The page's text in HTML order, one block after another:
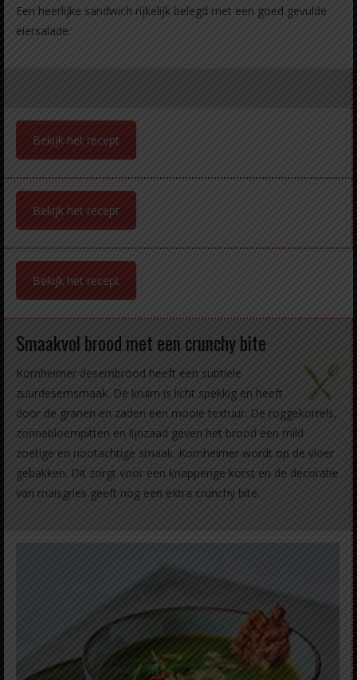
Een heerlijke sandwich rijkelijk belegd met een goed gevulde
eiersalade.
Bekijk het recept
Bekijk het recept
Bekijk het recept
Smaakvol brood met een crunchy bite
Kornheimer desembrood heeft een subtiele
zuurdesemsmaak. De kruim is licht spekkig en heeft
door de granen en zaden een mooie textuur. De roggekorrels,
zonnebloempitten en lijnzaad geven het brood een mild
zoetige en nootachtige smaak. Kornheimer wordt op de vloer
gebakken. Dit zorgt voor een knapperige korst en de decoratie
van maisgries geeft nog een extra crunchy bite.